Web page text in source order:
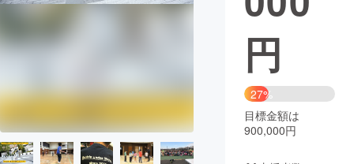
CAMPFIRE for Social Good CAMPFIRE Creation
コミュニティ
円
27%
目標金額は
900,000円